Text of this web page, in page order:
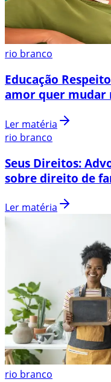
rio branco
Educação
amor quer mudar
Ler matéria
rio branco
Seus Direitos:
sobre direito de
Ler matéria
rio branco